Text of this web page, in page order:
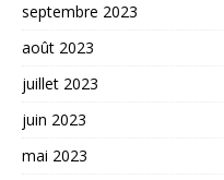
septembre 2023
août 2023
juillet 2023
juin 2023
mai 2023